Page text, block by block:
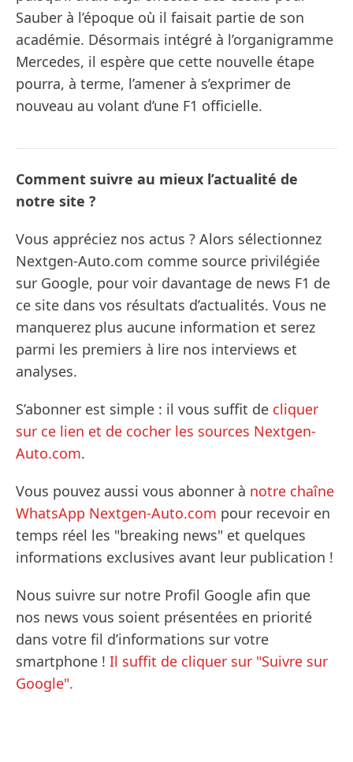
Sauber à l’époque où il faisait partie de son
académie. Désormais intégré à l’organigramme
Mercedes, il espère que cette nouvelle étape
pourra, à terme, l’amener à s’exprimer de
nouveau au volant d’une F1 officielle.
Comment suivre au mieux l’actualité de
notre site ?
Vous appréciez nos actus ? Alors sélectionnez
Nextgen-Auto.com comme source privilégiée
sur Google, pour voir davantage de news F1 de
ce site dans vos résultats d’actualités. Vous ne
manquerez plus aucune information et serez
parmi les premiers à lire nos interviews et
analyses.
S’abonner est simple : il vous suffit de cliquer
sur ce lien et de cocher les sources Nextgen-
Auto.com.
Vous pouvez aussi vous abonner à notre chaîne
WhatsApp Nextgen-Auto.com pour recevoir en
temps réel les "breaking news" et quelques
informations exclusives avant leur publication !
Nous suivre sur notre Profil Google afin que
nos news vous soient présentées en priorité
dans votre fil d’informations sur votre
smartphone ! Il suffit de cliquer sur "Suivre sur
Google".